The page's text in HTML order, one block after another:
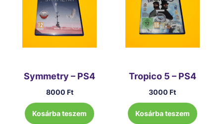
Symmetry – PS4
8000 Ft
Kosárba teszem
Tropico 5 – PS4
3000Ft
Kosárba teszem